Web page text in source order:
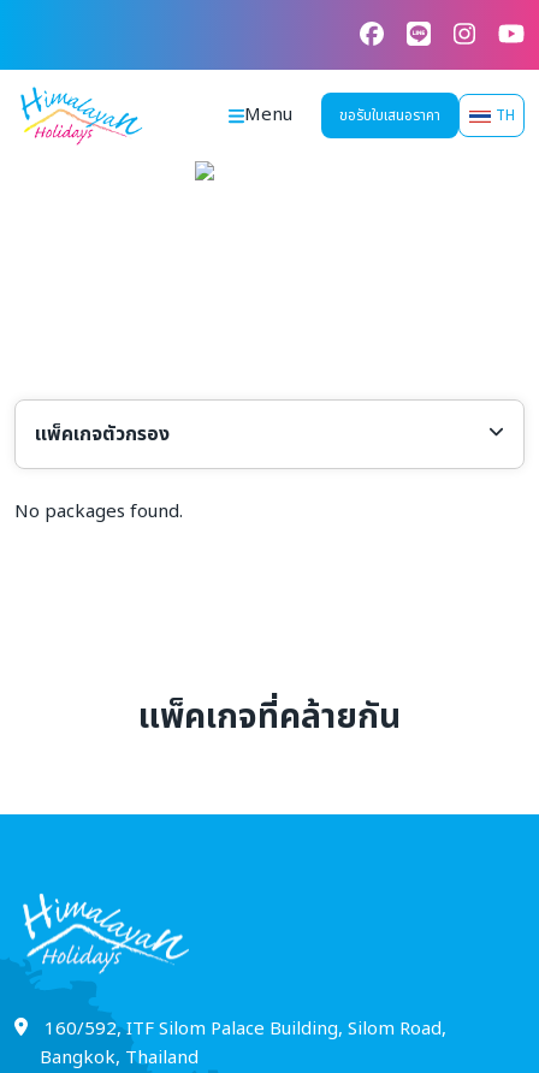
content
Menu
ขอรับใบเสนอราคา TH
แพ็คเกจตัวกรอง
No packages found.
แพ็คเกจที่คล้ายกัน
160/592, ITF Silom Palace Building, Silom Road,
Bangkok, Thailand